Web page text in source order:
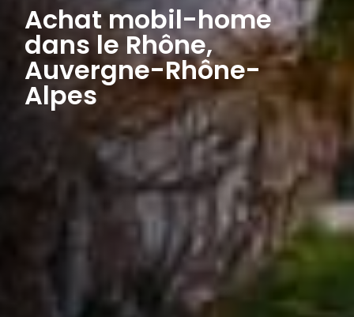
Achat mobil-home
dans le Rhône,
Auvergne-Rhône-
Alpes